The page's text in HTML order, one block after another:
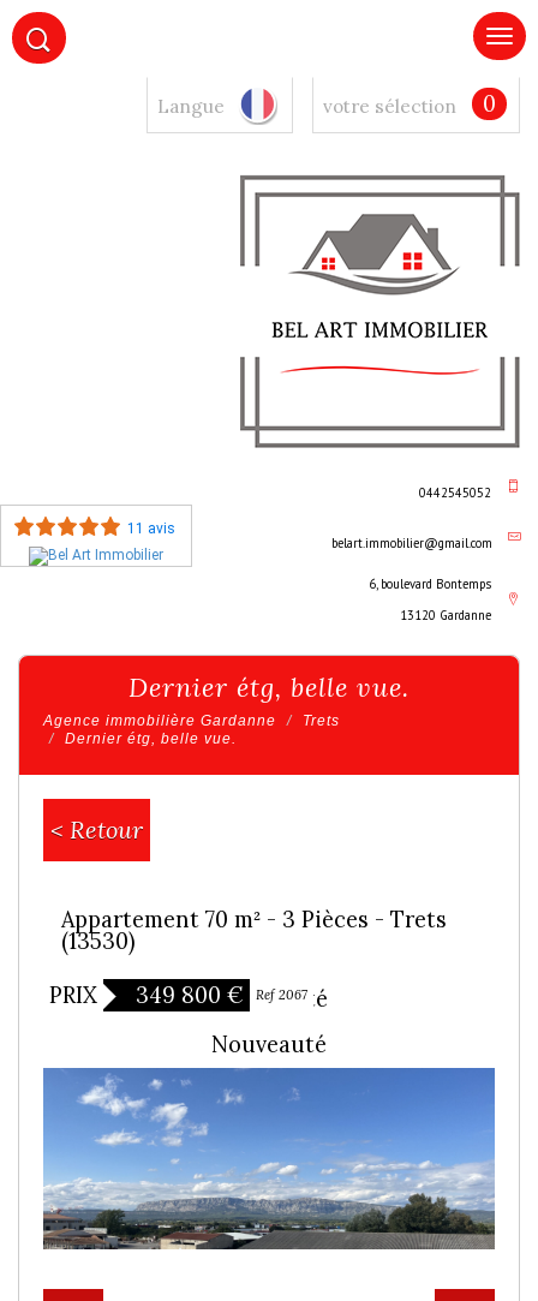
Langue votre sélection 0
0442545052
belart.immobilier@gmail.com
6, boulevard Bontemps
13120 Gardanne
11 avis
Dernier étg, belle vue.
Agence immobilière Gardanne
Trets
Dernier étg, belle vue.
< Retour
Appartement 70 m² - 3 Pièces - Trets
(13530)
PRIX
349 800 € Ref 2067
Exclusivité
Nouveauté